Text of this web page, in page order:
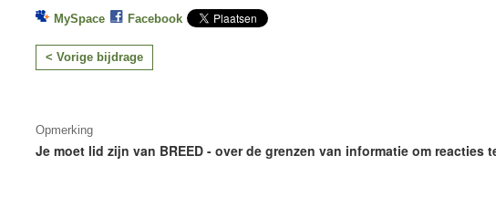
MySpace Facebook
< Vorige bijdrage
Opmerking
Je moet lid zijn van BREED - over de grenzen van informatie om reacties